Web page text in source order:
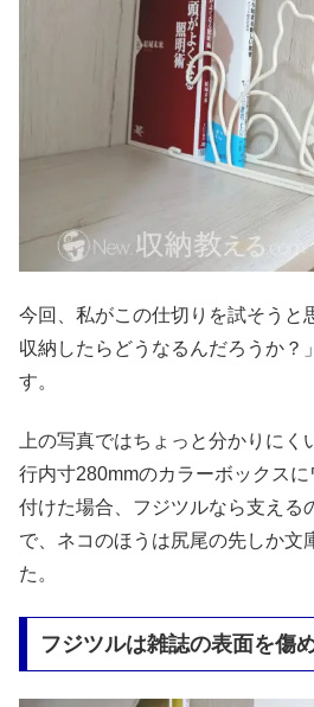
今回、私がこの仕切りを試そうと
収納したらどうなるんだろうか？
す。
上の写真ではちょっと分かりに
行内寸280mmのカラーボックス
付けた場合、フジツルなら支える
で、ネコのほうは尻尾の先しか文
た。
フジツルは雑誌の表面を傷